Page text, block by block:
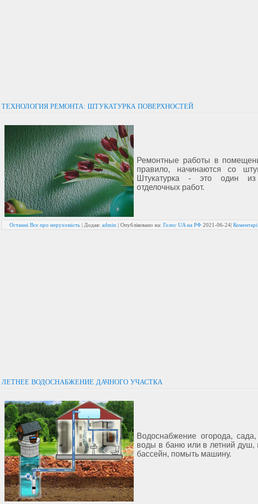
ТЕХНОЛОГИЯ РЕМОНТА: ШТУКАТУРКА ПОВЕРХНОСТЕЙ
Ремонтные работы в
правило, начинаются со
Штукатурка - это один
отделочных работ.
Останні Все про нерухомість | Додав: admin | Опубліковано на: Голос UA на РФ 2021-06-24|
ЛЕТНЕЕ ВОДОСНАБЖЕНИЕ ДАЧНОГО УЧАСТКА
Водоснабжение огорода,
воды в баню или в летний душ,
бассейн, помыть машину.